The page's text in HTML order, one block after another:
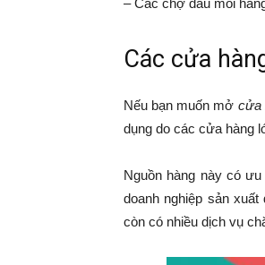
– Các chợ đầu mối
Các cửa
Nếu bạn muốn mở cửa
dụng do các cửa hàng
Nguồn hàng này có
doanh nghiệp sản
còn có nhiều dịch vụ